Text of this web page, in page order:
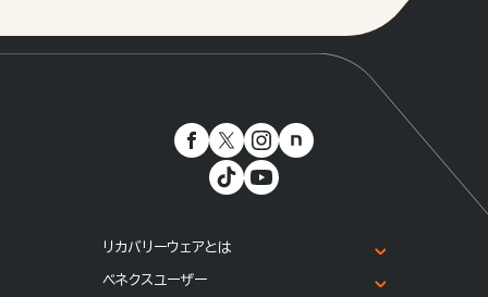
リカバリーウェアとは
ベネクスユーザー